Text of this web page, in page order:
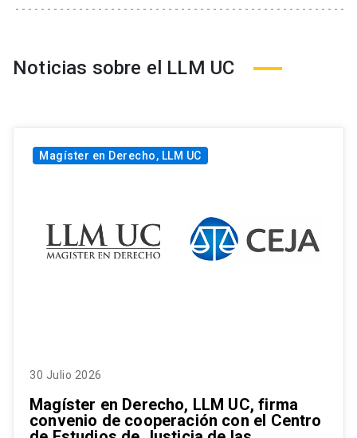
Noticias sobre el LLM UC
Magíster en Derecho, LLM UC
30 Julio 2026
Magíster en Derecho, LLM UC, firma
convenio de cooperación con el Centro